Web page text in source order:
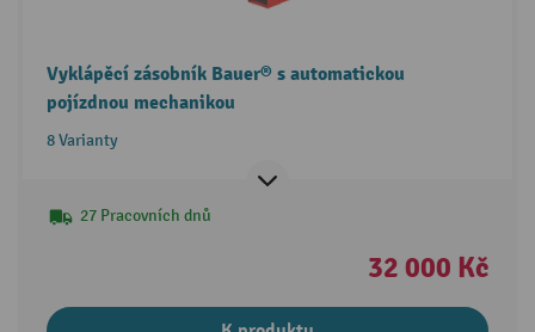
Vyklápěcí zásobník Bauer® s automatickou
pojízdnou mechanikou
8 Varianty
27 Pracovních dnů
32 000 Kč